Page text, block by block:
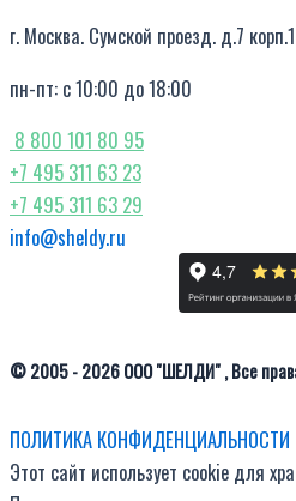
г. Москва. Сумской проезд. д.7 корп.1
пн-пт: с 10:00 до 18:00
8 800 101 80 95
+7 495 311 63 23
+7 495 311 63 29
info@sheldy.ru
© 2005 - 2026 ООО "ШЕЛДИ" , Все
ПОЛИТИКА КОНФИДЕНЦИАЛЬНОСТИ
Этот сайт использует cookie для